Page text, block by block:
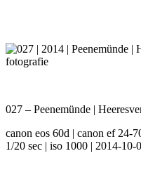
027 – Peenemünde |
canon eos 60d | canon ef 24-
1/20 sec | iso 1000 | 2014-10-